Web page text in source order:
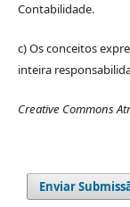
Contabilidade.
c) Os conceitos
inteira
Creative Commons
Enviar